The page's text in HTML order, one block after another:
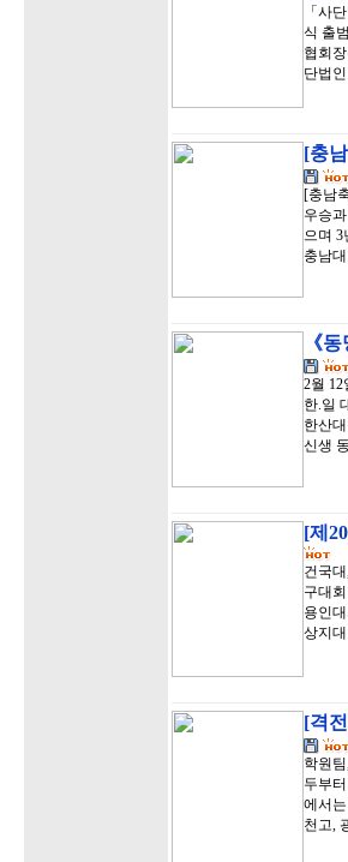
「사
식 출
협회
단법
[충
[충남
우승
으며
충남
《
2월
한.일
한산
신생
[제
건국
구대
용인
상지
[격
학원
두부
에서
천고,